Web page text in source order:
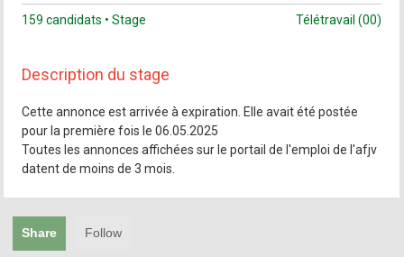
159 candidats • Stage Télétravail (00)
Description du stage
Cette annonce est arrivée à expiration. Elle avait été postée
pour la première fois le 06.05.2025
Toutes les annonces affichées sur le portail de l'emploi de l'afjv
datent de moins de 3 mois.
Share Follow